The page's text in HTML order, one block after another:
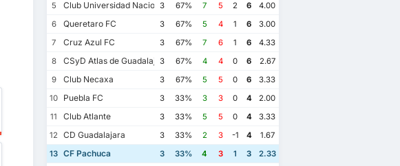
5
Club Universidad Nacional
3 67% 7 5 2 6
4.00
6
Queretaro FC 3 67% 5 4 1 6
3.00
7
Cruz Azul FC 3 67% 7 6 1 6
4.33
8
CSyD Atlas de Guadalajara
3 67% 4 4 0 6
2.67
9
Club Necaxa 3 67% 5 5 0 6
3.33
10
Puebla FC 3 33% 3 3 0 4
2.00
11
Club Atlante 3 33% 5 5 0 4
3.33
12
CD Guadalajara 3 33% 2 3 -1 4
1.67
13 CF Pachuca 3 33% 4 3 1 3
2.33